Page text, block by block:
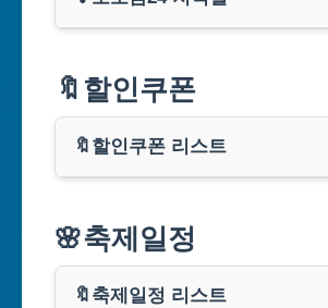
부산광역시
대구광역시
인천광역시
광주광역시
🔖할인쿠폰
🔖할인쿠폰 리스트
쿠팡
🌸축제일정
🔖축제일정 리스트